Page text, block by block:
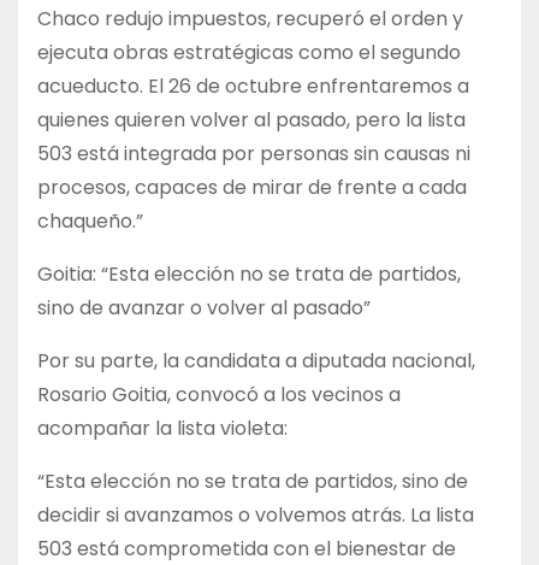
Chaco redujo impuestos, recuperó el orden y
ejecuta obras estratégicas como el segundo
acueducto. El 26 de octubre enfrentaremos a
quienes quieren volver al pasado, pero la lista
503 está integrada por personas sin causas ni
procesos, capaces de mirar de frente a cada
chaqueño.”
Goitia: “Esta elección no se trata de partidos,
sino de avanzar o volver al pasado”
Por su parte, la candidata a diputada nacional,
Rosario Goitia, convocó a los vecinos a
acompañar la lista violeta:
“Esta elección no se trata de partidos, sino de
decidir si avanzamos o volvemos atrás. La lista
503 está comprometida con el bienestar de